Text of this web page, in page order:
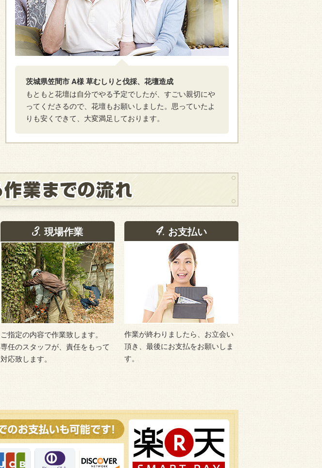
茨城県笠間市 A様 草むしりと伐採、花壇造成
もともと花壇は自分でやる予定でしたが、すごい親切にや
ってくださるので、花壇もお願いしました。思っていたよ
りも安くできて、大変満足しております。
現場作業
ご指定の内容で作業致します。
専任のスタッフが、責任をもって
対応致します。
お支払い
作業が終わりましたら、お立会い
頂き、最後にお支払をお願いしま
す。